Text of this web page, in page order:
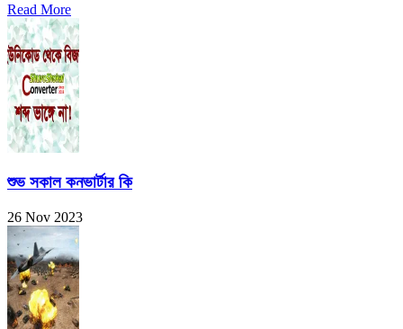
Read More
শুভ সকাল কনভার্টার কি
26 Nov 2023